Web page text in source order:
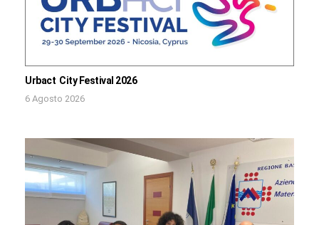
Urbact City Festival 2026
6 Agosto 2026